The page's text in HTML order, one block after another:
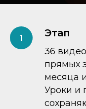
Этап
36
прямых
месяца
Уроки и